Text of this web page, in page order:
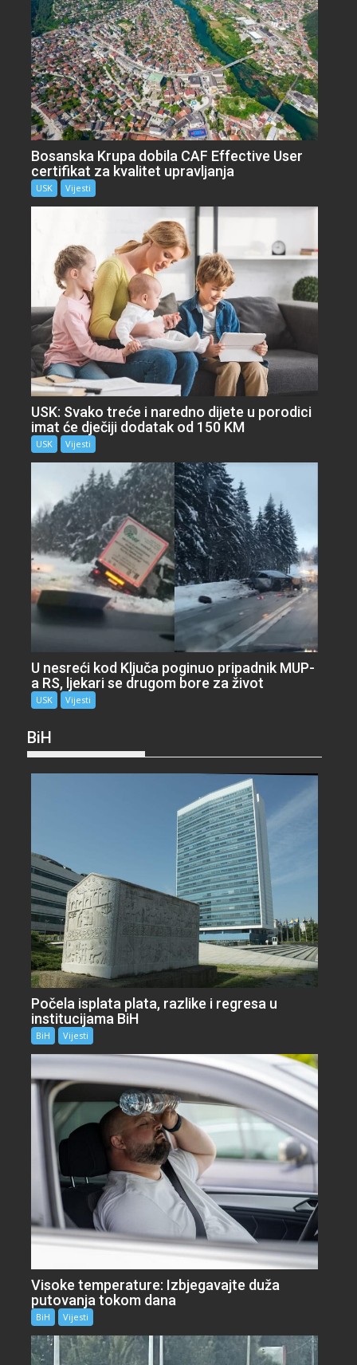
Bosanska Krupa dobila CAF Effective User
certifikat za kvalitet upravljanja
USK Vijesti
USK: Svako treće i naredno dijete u porodici
imat će dječiji dodatak od 150 KM
USK Vijesti
U nesreći kod Ključa poginuo pripadnik MUP-
a RS, ljekari se drugom bore za život
USK Vijesti
BiH
Počela isplata plata, razlike i regresa u
institucijama BiH
BiH Vijesti
Visoke temperature: Izbjegavajte duža
putovanja tokom dana
BiH Vijesti